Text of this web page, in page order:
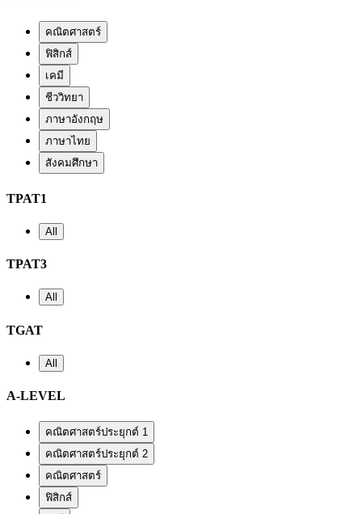
คณิตศาสตร์
ฟิสิกส์
เคมี
ชีววิทยา
ภาษาอังกฤษ
ภาษาไทย
สังคมศึกษา
TPAT1
All
TPAT3
All
TGAT
All
A-LEVEL
คณิตศาสตร์ประยุกต์ 1
คณิตศาสตร์ประยุกต์ 2
คณิตศาสตร์
ฟิสิกส์